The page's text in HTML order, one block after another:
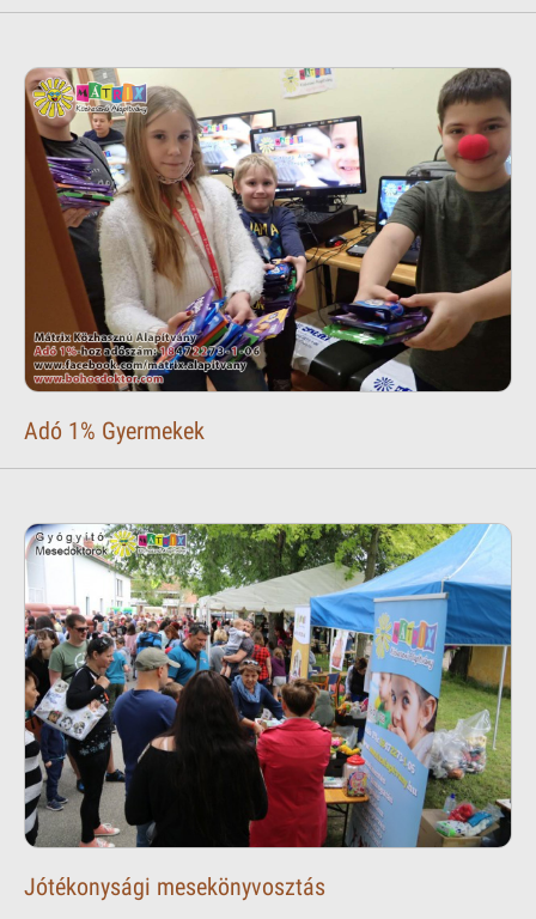
Adó 1% Gyermekek
Jótékonysági mesekönyvosztás